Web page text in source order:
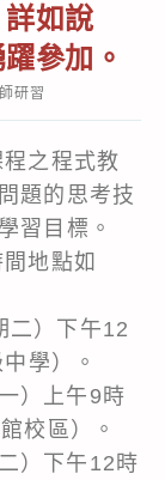
如說
參加。
研習
之程式教
題的思考技
習目標。
地點如
二）下午12
學）。
）上午9時
校區）。
）下午12時